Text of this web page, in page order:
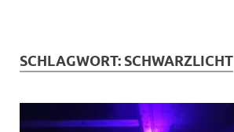
SCHLAGWORT: SCHWARZLICHT